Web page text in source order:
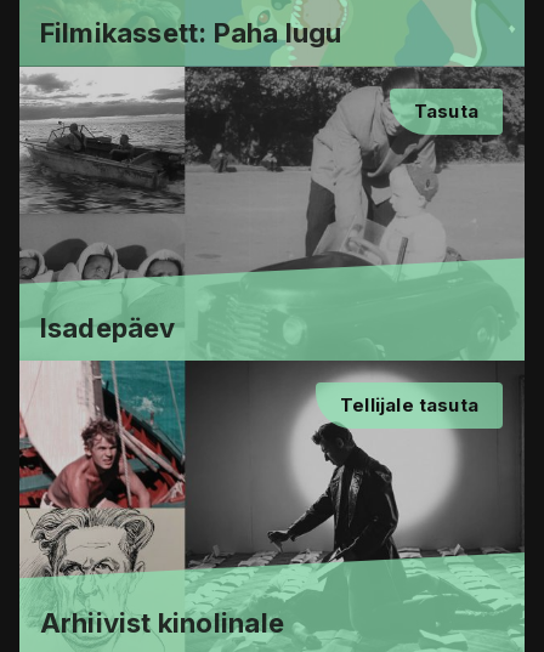
Filmikassett: Paha lugu
Tasuta
Isadepäev
Tellijale tasuta
Arhiivist kinolinale